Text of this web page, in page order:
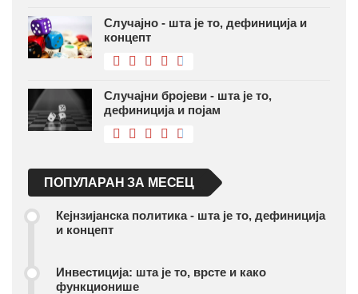
Случајно - шта је то, дефиниција и
концепт
Случајни бројеви - шта је то,
дефиниција и појам
ПОПУЛАРАН ЗА МЕСЕЦ
Кејнзијанска политика - шта је то, дефиниција
и концепт
Инвестиција: шта је то, врсте и како
функционише